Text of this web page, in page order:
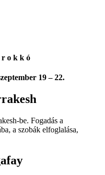
o k k ó
19 – 22.
be. Fogadás a
a szobák elfoglalása,